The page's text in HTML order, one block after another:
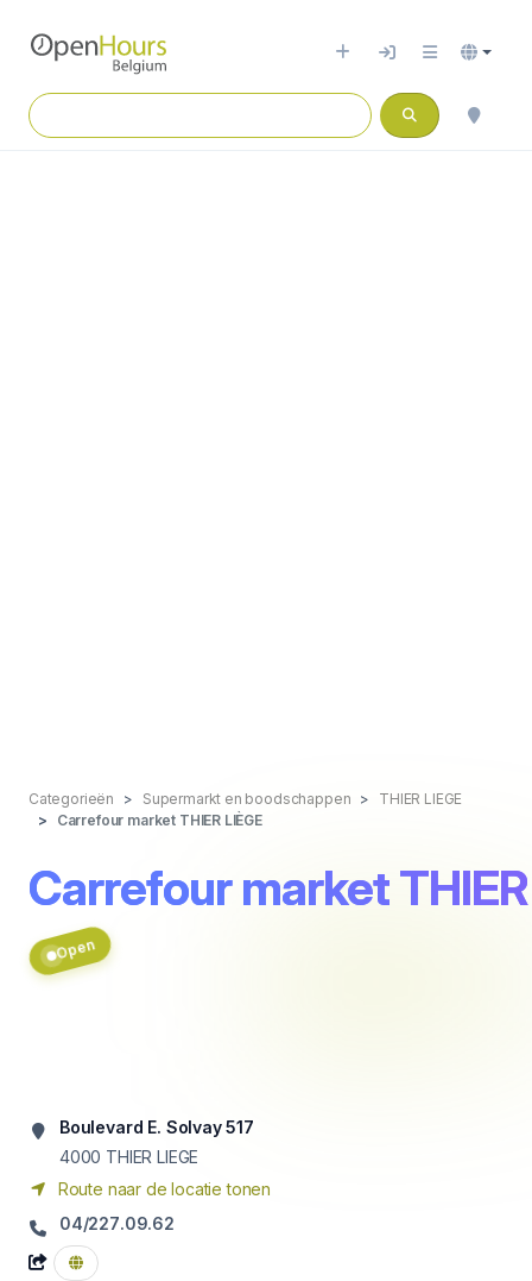
Categorieën Supermarkt en boodschappen
THIER LIEGE
Carrefour market THIER LIÈGE
Carrefour market THIER
Open
Boulevard E. Solvay 517
4000 THIER LIEGE
Route naar de locatie tonen
04/227.09.62